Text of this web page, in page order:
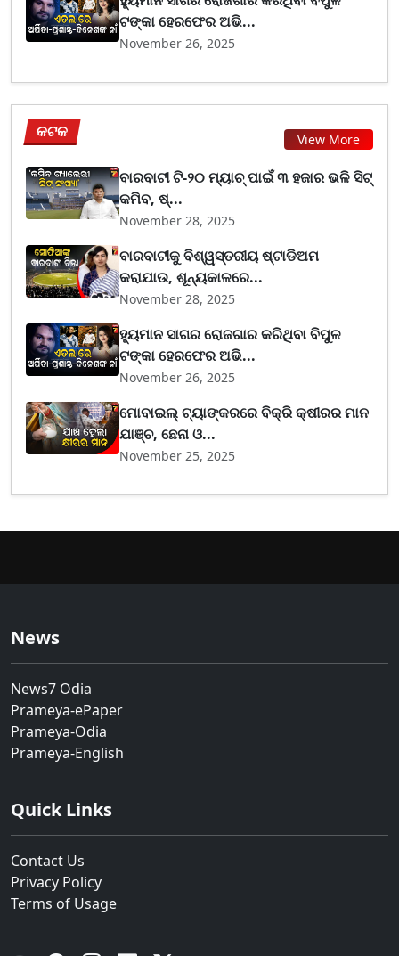
ଟଙ୍କା ହେରଫେର ଅଭି...
November 26, 2025
କଟକ View More
ବାରବାଟୀ ଟି-୨୦ ମ୍ୟାଚ୍ ପାଇଁ ୩ ହଜାର ଭଳି ସିଟ୍
କମିବ, ଷ୍...
November 28, 2025
ବାରବାଟୀକୁ ବିଶ୍ୱସ୍ତରୀୟ ଷ୍ଟାଡିଅମ
କରାଯାଉ, ଶୂନ୍ୟକାଳରେ...
November 28, 2025
ହ୍ୟୁମାନ ସାଗର ରୋଜଗାର କରିଥିବା ବିପୁଳ
ଟଙ୍କା ହେରଫେର ଅଭି...
November 26, 2025
ମୋବାଇଲ୍ ଟ୍ୟାଙ୍କରରେ ବିକ୍ରି କ୍ଷୀରର ମାନ
ଯାଞ୍ଚ, ଛେନା ଓ...
November 25, 2025
News
News7 Odia
Prameya-ePaper
Prameya-Odia
Prameya-English
Quick Links
Contact Us
Privacy Policy
Terms of Usage
YouTube Facebook Instagram Linkedin